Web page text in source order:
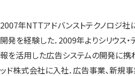
2007年NTTアドバンストテクノロジ社
開発を経験した．2009年よりシリウス
報を活用した広告システムの開発に携
ッド株式会社に入社．広告事業、新規